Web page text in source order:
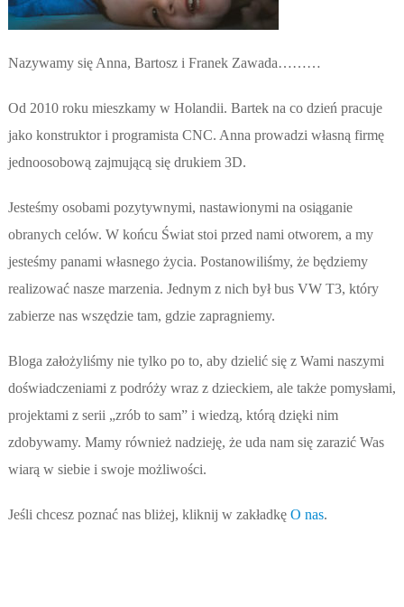
Nazywamy się Anna, Bartosz i Franek Zawada………
Od 2010 roku mieszkamy w Holandii. Bartek na co dzień pracuje
jako konstruktor i programista CNC. Anna prowadzi własną firmę
jednoosobową zajmującą się drukiem 3D.
Jesteśmy osobami pozytywnymi, nastawionymi na osiąganie
obranych celów. W końcu Świat stoi przed nami otworem, a my
jesteśmy panami własnego życia. Postanowiliśmy, że będziemy
realizować nasze marzenia. Jednym z nich był bus VW T3, który
zabierze nas wszędzie tam, gdzie zapragniemy.
Bloga założyliśmy nie tylko po to, aby dzielić się z Wami naszymi
doświadczeniami z podróży wraz z dzieckiem, ale także pomysłami,
projektami z serii „zrób to sam” i wiedzą, którą dzięki nim
zdobywamy. Mamy również nadzieję, że uda nam się zarazić Was
wiarą w siebie i swoje możliwości.
Jeśli chcesz poznać nas bliżej, kliknij w zakładkę O nas.